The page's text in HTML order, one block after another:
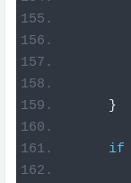
}
if